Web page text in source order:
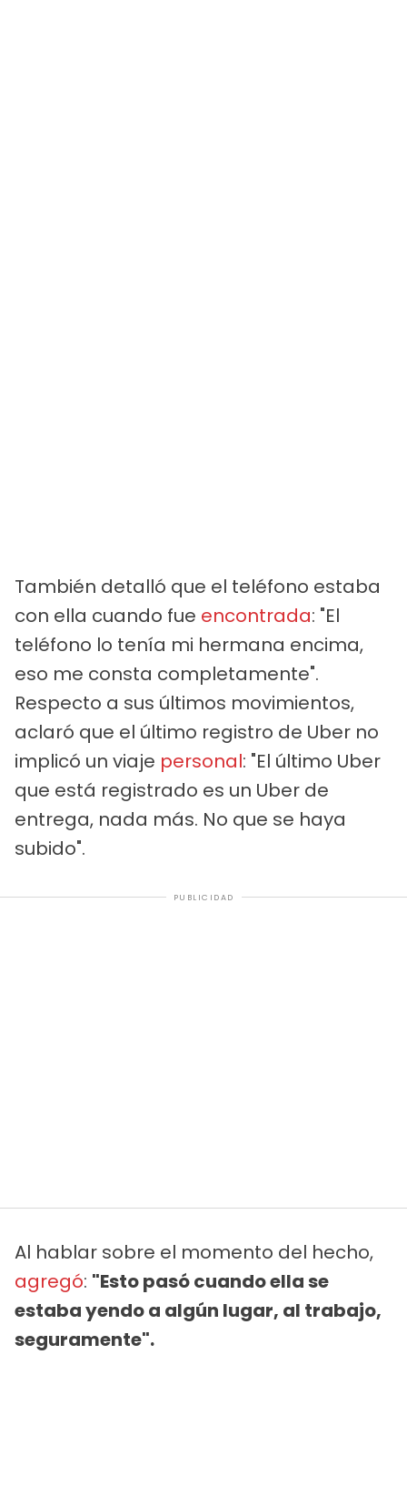
También detalló que el teléfono estaba
con ella cuando fue encontrada: "El
teléfono lo tenía mi hermana encima,
eso me consta completamente".
Respecto a sus últimos movimientos,
aclaró que el último registro de Uber no
implicó un viaje personal: "El último Uber
que está registrado es un Uber de
entrega, nada más. No que se haya
subido".
PUBLICIDAD
Al hablar sobre el momento del hecho,
agregó: "Esto pasó cuando ella se
estaba yendo a algún lugar, al trabajo,
seguramente".